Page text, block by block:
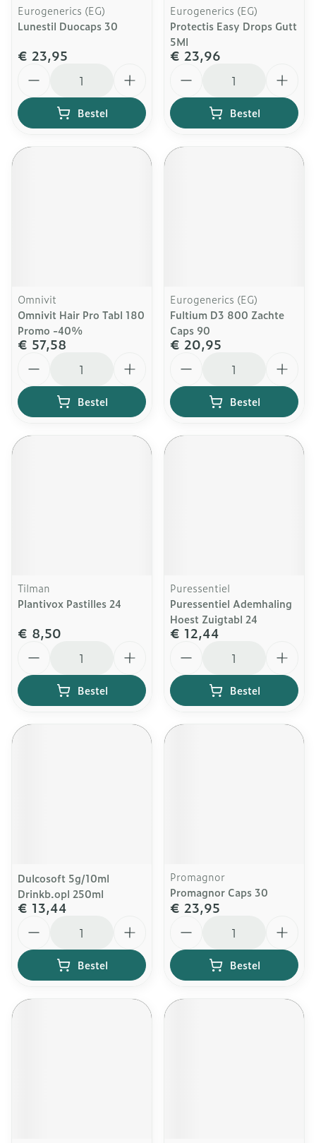
Eurogenerics (EG)
Lunestil Duocaps 30
€ 23,95
Bestel
Eurogenerics (EG)
Protectis Easy Drops Gutt
5Ml
€ 23,96
Bestel
Omnivit
Omnivit Hair Pro Tabl 180
Promo -40%
€ 57,58
Bestel
Eurogenerics (EG)
Fultium D3 800 Zachte
Caps 90
€ 20,95
Bestel
Tilman
Plantivox Pastilles 24
€ 8,50
Bestel
Puressentiel
Puressentiel Ademhaling
Hoest Zuigtabl 24
€ 12,44
Bestel
Dulcosoft 5g/10ml
Drinkb.opl 250ml
€ 13,44
Bestel
Promagnor
Promagnor Caps 30
€ 23,95
Bestel